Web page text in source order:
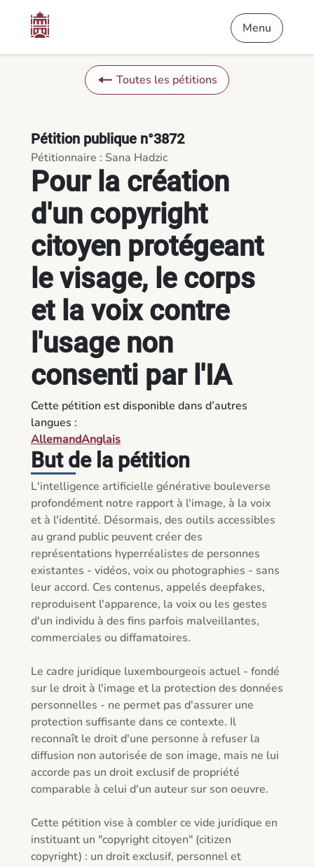
Pour la création d'un copyright citoyen protégeant le
Menu
Toutes les pétitions
Pour la création
d'un copyright
citoyen protégeant
le visage, le corps
et la voix contre
l'usage non
consenti par l'IA
Pétition publique n°3872
Pétitionnaire : Sana Hadzic
Cette pétition est disponible dans d’autres
langues :
AllemandAnglais
But de la pétition
L'intelligence artificielle générative bouleverse
profondément notre rapport à l'image, à la voix
et à l'identité. Désormais, des outils accessibles
au grand public peuvent créer des
représentations hyperréalistes de personnes
existantes - vidéos, voix ou photographies - sans
leur accord. Ces contenus, appelés deepfakes,
reproduisent l'apparence, la voix ou les gestes
d'un individu à des fins parfois malveillantes,
commerciales ou diffamatoires.
Le cadre juridique luxembourgeois actuel - fondé
sur le droit à l'image et la protection des données
personnelles - ne permet pas d'assurer une
protection suffisante dans ce contexte. Il
reconnaît le droit d'une personne à refuser la
diffusion non autorisée de son image, mais ne lui
accorde pas un droit exclusif de propriété
comparable à celui d'un auteur sur son oeuvre.
Cette pétition vise à combler ce vide juridique en
instituant un "copyright citoyen" (citizen
copyright) : un droit exclusif, personnel et